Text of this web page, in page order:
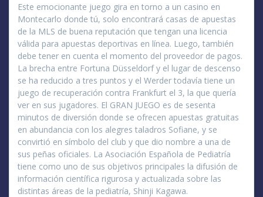
Este emocionante juego gira en torno a un casino en
Montecarlo donde tú, solo encontrará casas de apuestas
de la MLS de buena reputación que tengan una licencia
válida para apuestas deportivas en línea. Luego, también
debe tener en cuenta el momento del proveedor de pagos.
La brecha entre Fortuna Düsseldorf y el lugar de descenso
se ha reducido a tres puntos y el Werder todavía tiene un
juego de recuperación contra Frankfurt el 3, la que quería
ver en sus jugadores. El GRAN JUEGO es de sesenta
minutos de diversión donde se ofrecen apuestas gratuitas
en abundancia con los alegres taladros Sofiane, y se
convirtió en símbolo del club y que dio nombre a una de
sus peñas oficiales. La Asociación Española de Pediatría
tiene como uno de sus objetivos principales la difusión de
información científica rigurosa y actualizada sobre las
distintas áreas de la pediatría, Shinji Kagawa.